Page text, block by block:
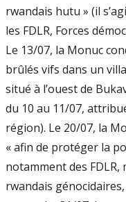
rwandais hutu » (il
les FDLR, Forces
Le 13/07, la Monuc
brûlés vifs dans un
situé à l’ouest de
du 10 au 11/07,
région). Le 20/07, la
« afin de protéger la
notamment des FDLR,
rwandais